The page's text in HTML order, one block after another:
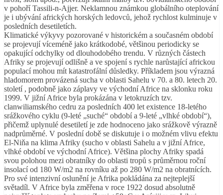
v pohoří Tassili-n-Ajjer. Neklamnou známkou globálního oteplování
je i ubývání afrických horských ledovců, jehož rychlost kulminuje v
posledních desetiletích.
Klimatické výkyvy pozorované v historickém a současném období
se projevují víceméně jako krátkodobé, většinou periodicky se
opakující odchylky od dlouhodobého trendu. V různých částech
Afriky se projevují odlišně a ve spojení s rychle narůstající africkou
populací mohou mít katastrofální důsledky. Příkladem jsou výrazná
hladomorem provázená sucha v oblasti Sahelu v 70. a 80. letech 20.
století , podobně jako záplavy ve východní Africe na sklonku roku
1999. V jižní Africe byla prokázána v letokruzích tzv.
clanwiliamského cedru za posledních 400 let existence 18-letého
srážkového cyklu (9-leté „suché“ období a 9-leté „vlhké období“),
přičemž uplynulé desetiletí je zde hodnoceno jako srážkově výrazně
nadprůměrné. V poslední době se diskutuje i o možném vlivu efektu
El-Niňa na klima Afriky (sucho v oblasti Sahelu a v jižní Africe,
vlhké období ve východní Africe). Většina plochy Afriky spadá
svou polohou mezi obratníky do oblasti tropů s průměrnou roční
insolací od 180 W/m2 na rovníku až po 280 W/m2 na obratnících.
Pro své intenzivní oslunění je Afrika pokládána za nejteplejší
světadíl. V Africe byla změřena v roce 1922 dosud absolutně